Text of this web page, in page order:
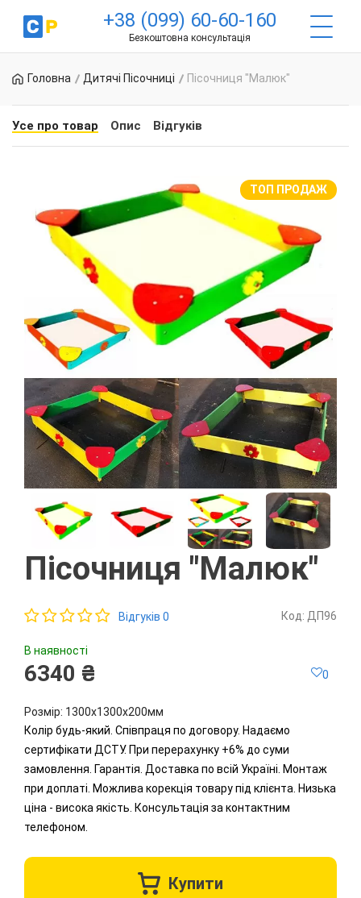
+38 (099) 60-60-160
Безкоштовна консультація
Головна Дитячі Пісочниці Пісочниця "Малюк"
Усе про товар Опис Відгуків
ТОП ПРОДАЖ
Пісочниця "Малюк"
Відгуків 0 Код: ДП96
В наявності
6340 ₴ 0
Розмір: 1300х1300х200мм
Колір будь-який. Співпраця по договору. Надаємо
сертифікати ДСТУ. При перерахунку +6% до суми
замовлення. Гарантія. Доставка по всій Україні. Монтаж
при доплаті. Можлива корекція товару під клієнта. Низька
ціна - висока якість. Консультація за контактним
телефоном.
Купити